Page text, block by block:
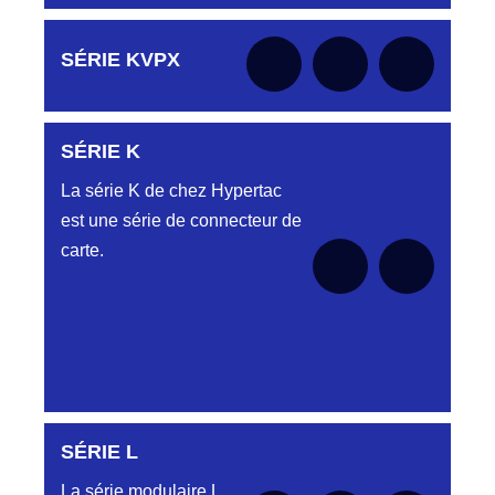
Aucune pièce disponible pour cette série pour
le moment
SÉRIE KVPX
Aucune pièce disponible pour cette série pour
SÉRIE K
La série K de chez Hypertac
est une série de connecteur de
carte.
SÉRIE KAA
SÉRIE L
La série modulaire L